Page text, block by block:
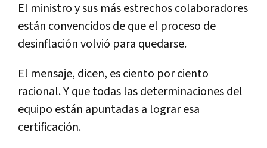
El ministro y sus más estrechos colaboradores
están convencidos de que el proceso de
desinflación volvió para quedarse.
El mensaje, dicen, es ciento por ciento
racional. Y que todas las determinaciones del
equipo están apuntadas a lograr esa
certificación.